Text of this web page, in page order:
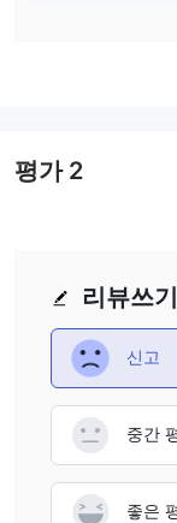
집니다. 레버리지의
용할 수도 있습니다.
입출금 리뷰쓰기
신고
중간
좋은
평가2